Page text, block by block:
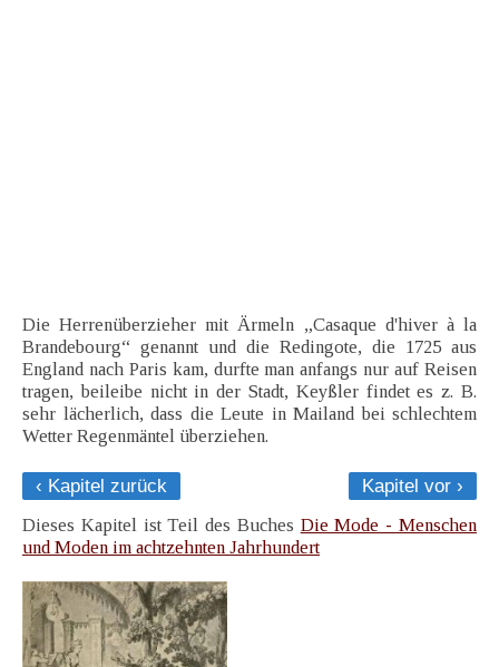
Die Herrenüberzieher mit Ärmeln „Casaque d'hiver à la
Brandebourg“ genannt und die Redingote, die 1725 aus
England nach Paris kam, durfte man anfangs nur auf Reisen
tragen, beileibe nicht in der Stadt, Keyßler findet es z. B.
sehr lächerlich, dass die Leute in Mailand bei schlechtem
Wetter Regenmäntel überziehen.
‹ Kapitel zurück
Kapitel vor ›
Dieses Kapitel ist Teil des Buches Die Mode - Menschen
und Moden im achtzehnten Jahrhundert